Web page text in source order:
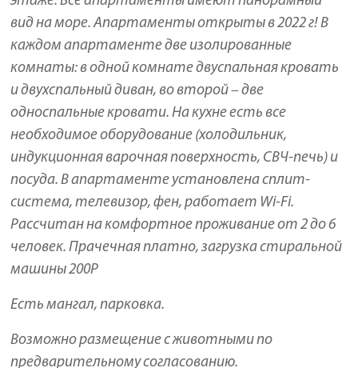
вид на море. Апартаменты открыты в 2022 г! В
каждом апартаменте две изолированные
комнаты: в одной комнате двуспальная кровать
и двухспальный диван, во второй – две
односпальные кровати. На кухне есть все
необходимое оборудование (холодильник,
индукционная варочная поверхность, СВЧ-печь) и
посуда. В апартаменте установлена сплит-
система, телевизор, фен, работает Wi-Fi.
Рассчитан на комфортное проживание от 2 до 6
человек. Прачечная платно, загрузка стиральной
машины 200Р
Есть мангал, парковка.
Возможно размещение с животными по
предварительному согласованию.